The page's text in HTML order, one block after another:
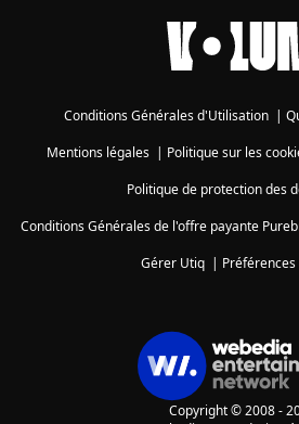
Conditions Générales d'Utilisation |
Mentions légales| Politique sur les
Politique de protection des
Conditions Générales de l'offre payante
Gérer Utiq |
Copyright © 2008 -